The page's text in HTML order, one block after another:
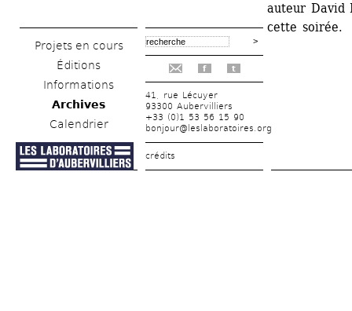
Projets en cours
Éditions
Informations
Archives
Calendrier
f t
41, rue Lécuyer
93300 Aubervilliers
+33 (0)1 53 56 15 90
bonjour@leslaboratoires.org
crédits
auteur David
cette soirée.